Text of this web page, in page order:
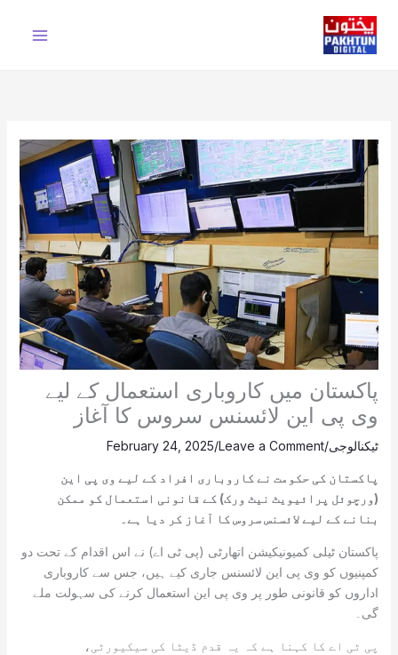
content
پاکستان میں کاروباری استعمال کے لیے
وی پی این لائسنس سروس کا آغاز
ٹیکنالوجی/
Leave a Comment
/
February 24, 2025
پاکستان کی حکومت نے کاروباری افراد کے لیے وی پی این
(ورچوئل پرائیویٹ نیٹ ورک) کے قانونی استعمال کو ممکن
بنانے کے لیے لائسنس سروس کا آغاز کر دیا ہے۔
پاکستان ٹیلی کمیونیکیشن اتھارٹی (پی ٹی اے) نے اس اقدام کے تحت دو
کمپنیوں کو وی پی این لائسنس جاری کیے ہیں، جس سے کاروباری
اداروں کو قانونی طور پر وی پی این استعمال کرنے کی سہولت ملے
گی۔
پی ٹی اے کا کہنا ہے کہ یہ قدم ڈیٹا کی سیکیورٹی،